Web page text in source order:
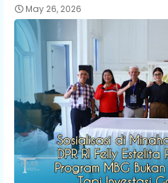
May 26, 2026